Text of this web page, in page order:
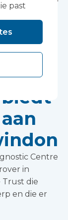
de
Centre
in
Trust die
en die er
past